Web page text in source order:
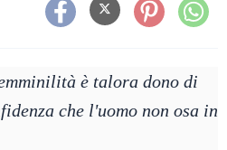
è talora dono di
che l'uomo non osa in